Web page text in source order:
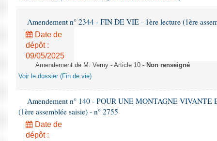
Amendement n° 2344 - FIN DE VIE - 1ère lecture (1ère
Date de
dépôt :
09/05/2025
Amendement de M. Verny - Article 10 - Non renseigné
Voir le dossier (Fin de vie)
Amendement n° 140 - POUR UNE MONTAGNE VIVANTE
(1ère assemblée saisie) - n° 2755
Date de
dépôt :